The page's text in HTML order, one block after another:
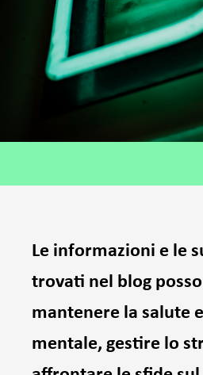
Le informazioni e le
trovati nel blog
mantenere la salute
mentale, gestire lo